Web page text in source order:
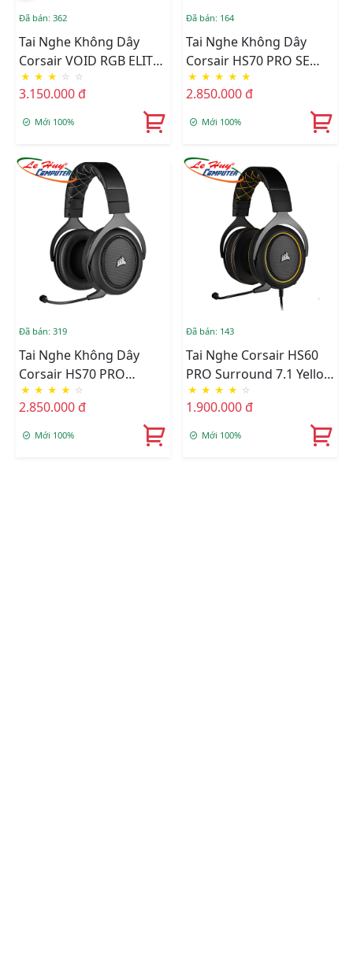
Đã bán: 362
Tai Nghe Không Dây
Corsair VOID RGB ELITE
7.1 Carbon (CA-9011201-
AP)
★ ★ ★ ☆ ☆
3.150.000 đ
Mới 100%
Đã bán: 164
Tai Nghe Không Dây
Corsair HS70 PRO SE
Cream (CA-9011210-AP)
★ ★ ★ ★ ★
2.850.000 đ
Mới 100%
Đã bán: 319
Tai Nghe Không Dây
Corsair HS70 PRO
Carbon (CA-9011211-AP)
★ ★ ★ ★ ☆
2.850.000 đ
Mới 100%
Đã bán: 143
Tai Nghe Corsair HS60
PRO Surround 7.1 Yellow
(CA-9011214-AP)
★ ★ ★ ★ ☆
1.900.000 đ
Mới 100%